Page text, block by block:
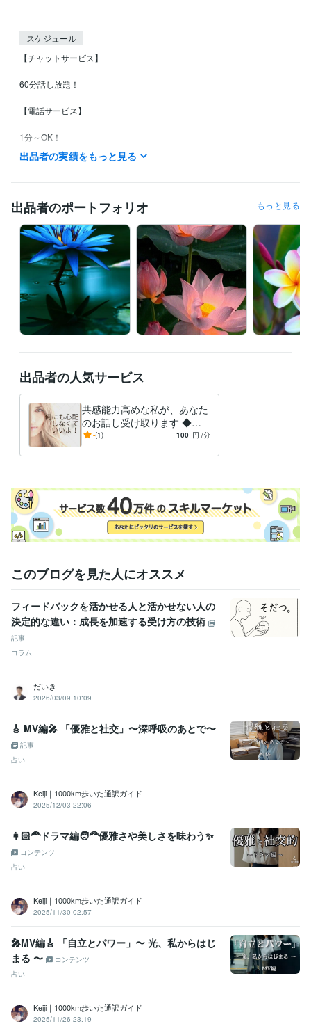
スケジュール
【チャットサービス】
60分話し放題！
【電話サービス】
1分～OK！
いきなり購入することに抵抗のあるあなたへ!
※ココナラの『通話アプリ』を使用して下さい。
スマートフォンの「ココナラアプリ」を起動しておかけ下さい。
「今すぐ相談可能」と表示されている時はいつでもお申込みいただけま
す。
電話の場合の対応時間帯は、基本的には
毎日、ランダム待機しております。
それ以外の場合は、直接メッセージを頂ければ、出来る限り対応させて
頂きます。
予約も受け付けていますので、メッセージで予約の旨を伝えて下さい。
資格・検定
普通自動車第一種免許取得
悩み相談・カウンセリング ・対人関係・夫婦の悩み・性の悩み 悩
み相談・恋愛相談・話し相手
恋愛・相談・話し相手
出品者の実績をもっと見る
出品者のポートフォリオ もっと見る
出品者の人気サービス
共感能力高めな私が、あなた
のお話し受け取ります ◆全
てを伺う、あなたの相談パー
-(1) 100 円 /分
このブログを見た人にオススメ
フィードバックを活かせる人と活かせない人の
決定的な違い：成長を加速する受け方の技術
記事
コラム
だいき
2026/03/09 10:09
🎸 MV編🎤 「優雅と社交」〜深呼吸のあとで〜
記事
占い
Keiji｜1000km歩いた通訳ガイド
2025/12/03 22:06
👩🏻‍🦰ドラマ編🧑‍🦰優雅さや美しさを味わう✨
コンテンツ
占い
Keiji｜1000km歩いた通訳ガイド
2025/11/30 02:57
🎤MV編🎸 「自立とパワー」〜 光、私からはじ
まる 〜
コンテンツ
占い
Keiji｜1000km歩いた通訳ガイド
2025/11/26 23:19